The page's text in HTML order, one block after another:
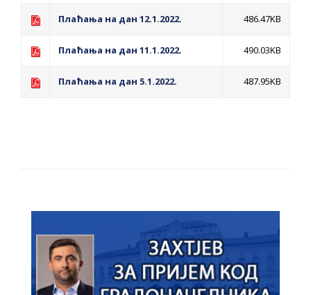
новембра
Обавјештење о забрани саобраћаја 6. и
Плаћања на дан 12.1.2022. 486.47KB
Плаћања на дан 11.1.2022. 490.03KB
Плаћања на дан 5.1.2022. 487.95KB